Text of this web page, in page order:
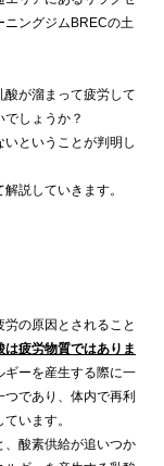
ニングジムBRECの土
酸が溜まって疲労して
しょうか？
ということが判明し
説していきます。
の原因とされること
は疲労物質ではありま
ギーを産生する際に一
であり、体内で再利
います。
、酸素供給が追いつか